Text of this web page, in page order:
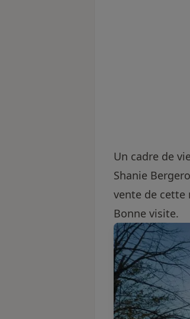
Un cadre de
Shanie
vente de
Bonne visite.